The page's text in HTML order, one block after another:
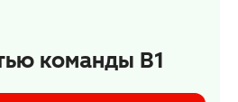
команды В1